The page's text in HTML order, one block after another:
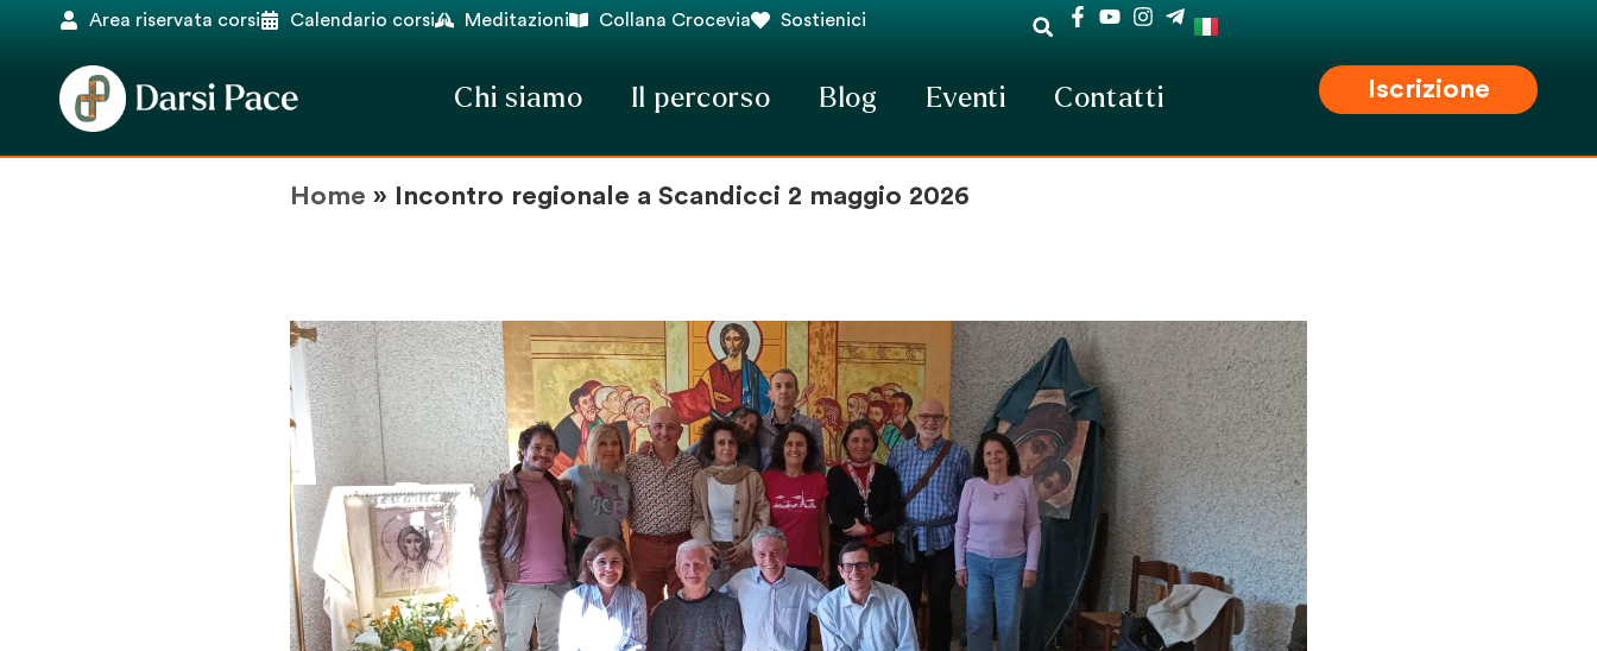
Area riservata corsi Calendario corsi Meditazioni Collana Crocevia Sostienici
Chi siamo Il percorso Blog Eventi Contatti Iscrizione
Home » Incontro regionale a Scandicci 2 maggio 2026